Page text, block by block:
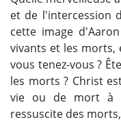
et de l'intercession
cette image
vivants et les morts,
vous tenez-vous ?
les morts ? Christ
vie ou de mort à
ressuscite des